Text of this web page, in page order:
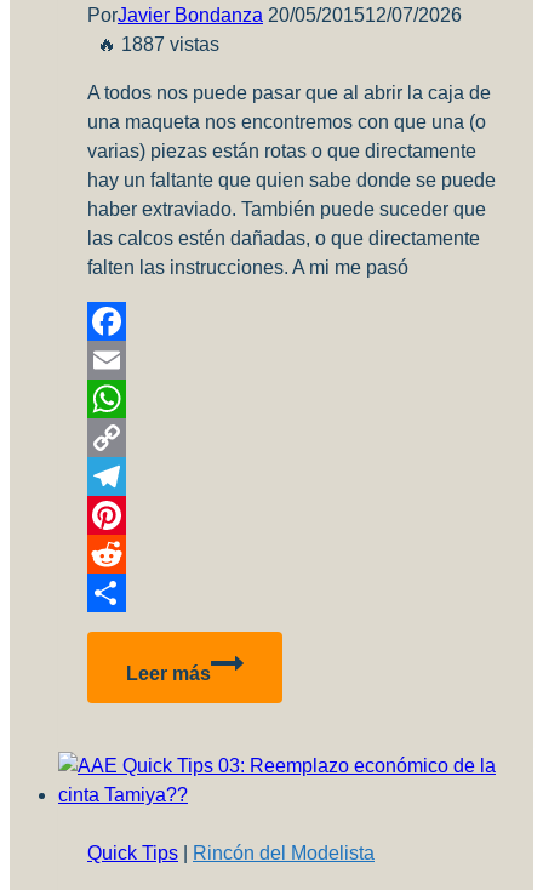
del
Plata
PorJavier Bondanza 20/05/201512/07/2026
🔥 1887 vistas
A todos nos puede pasar que al abrir la caja de
una maqueta nos encontremos con que una (o
varias) piezas están rotas o que directamente
hay un faltante que quien sabe donde se puede
haber extraviado. También puede suceder que
las calcos estén dañadas, o que directamente
falten las instrucciones. A mi me pasó
Facebook
Email
WhatsApp
Copy
Link
Telegram
Pinterest
Reddit
Compartir
Leer más
Reclamo
faltantes
kit
Quick Tips Rincón del Modelista